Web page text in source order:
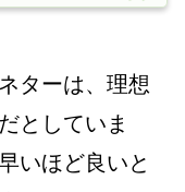
ターは、理想
としていま
いほど良いと